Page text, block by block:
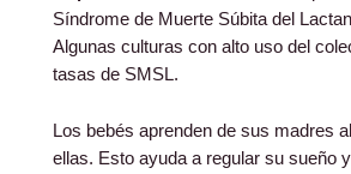
Síndrome de Muerte Súbita del
Algunas culturas con alto uso del
tasas de SMSL.
Los bebés aprenden de sus madres
ellas. Esto ayuda a regular su sueño